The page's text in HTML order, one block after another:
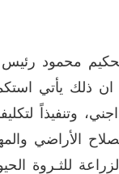
محمود رئيس
ذلك يأتي
وتنفيذاً
الأراضي
للثـروة